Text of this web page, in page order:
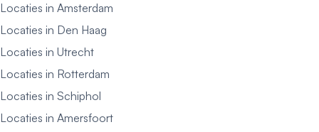
Locaties in Amsterdam
Locaties in Den Haag
Locaties in Utrecht
Locaties in Rotterdam
Locaties in Schiphol
Locaties in Amersfoort